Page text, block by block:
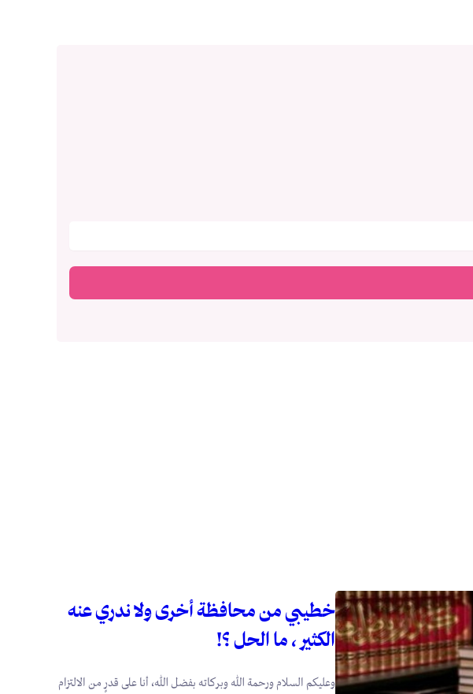
خطيبي من محافظة أخرى ولا ندري عنه
الكثير ، ما الحل ؟!
وعليكم السلام ورحمة الله وبركاته بفضل الله، أنا على قدرٍ من الالتزام